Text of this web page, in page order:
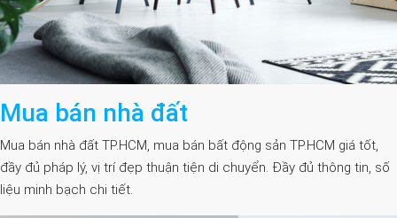
Mua bán nhà đất
Mua bán nhà đất TP.HCM, mua bán bất động sản TP.HCM giá tốt,
đầy đủ pháp lý, vị trí đẹp thuận tiện di chuyển. Đầy đủ thông tin, số
liệu minh bạch chi tiết.